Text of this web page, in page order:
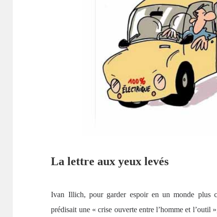
La lettre aux yeux levés
Ivan Illich, pour garder espoir en un monde plus
prédisait une « crise ouverte entre l’homme et l’outil